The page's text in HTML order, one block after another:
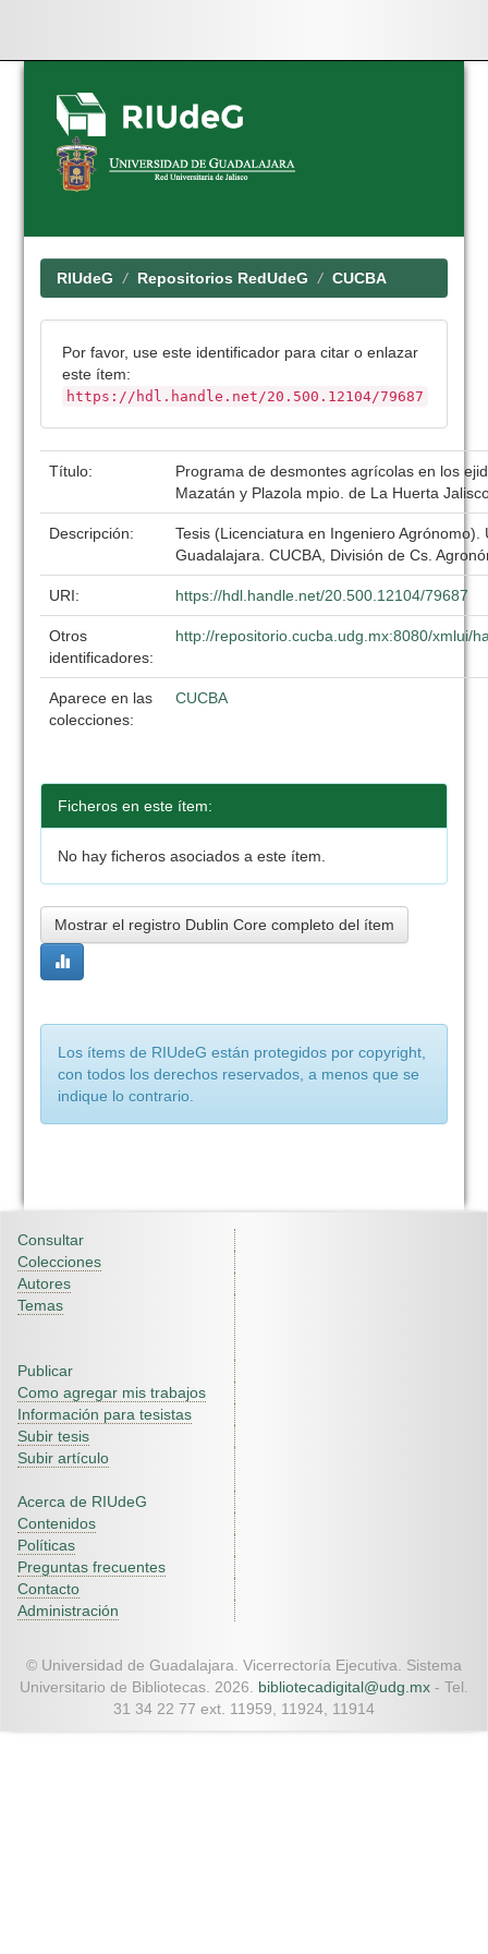
Skip
navigation
RIUdeG Repositorios RedUdeG CUCBA
Por favor, use este identificador para citar o enlazar
este ítem:
https://hdl.handle.net/20.500.12104/79687
Título:
Programa de desmontes agrícolas en los
Mazatán y Plazola mpio. de La Huerta
Descripción:
Tesis (Licenciatura en Ingeniero Agrónomo).
Guadalajara. CUCBA, División de Cs.
URI: https://hdl.handle.net/20.500.12104/79687
Otros
identificadores:
http://repositorio.cucba.udg.mx:8080/xmlui/
Aparece en las
colecciones:
CUCBA
Ficheros en este ítem:
No hay ficheros asociados a este ítem.
Mostrar el registro Dublin Core completo del ítem
Los ítems de RIUdeG están protegidos por copyright,
con todos los derechos reservados, a menos que se
indique lo contrario.
Consultar
Colecciones
Autores
Temas
Publicar
Como agregar mis trabajos
Información para tesistas
Subir tesis
Subir artículo
Acerca de RIUdeG
Contenidos
Políticas
Preguntas frecuentes
Contacto
Administración
© Universidad de Guadalajara. Vicerrectoría Ejecutiva. Sistema
Universitario de Bibliotecas. 2026. bibliotecadigital@udg.mx - Tel.
31 34 22 77 ext. 11959, 11924, 11914